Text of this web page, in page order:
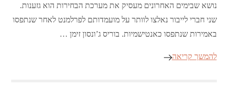
נושא שבימים האחרונים מעסיק את מערכת הבחירות הוא גזענות.
שני חברי לייבור נאלצו לוותר על מועמדותם לפרלמנט לאחר שנתפסו
באמירות שנתפסו כאנטישמיות. בוריס ג’ונסון זימן …
להמשך קריאה